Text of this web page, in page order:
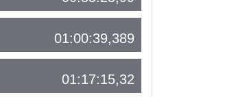
01:00:39,389
01:17:15,32